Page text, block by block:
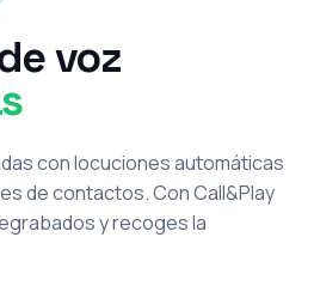
voz
con locuciones automáticas
de contactos. Con Call&Play
y recoges la